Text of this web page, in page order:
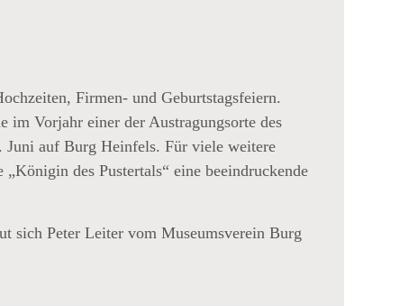
Firmen- und Geburtstagsfeiern.
Vorjahr einer der Austragungsorte des
Juni auf Burg Heinfels. Für viele weitere
des Pustertals“ eine beeindruckende
sich Peter Leiter vom Museumsverein Burg